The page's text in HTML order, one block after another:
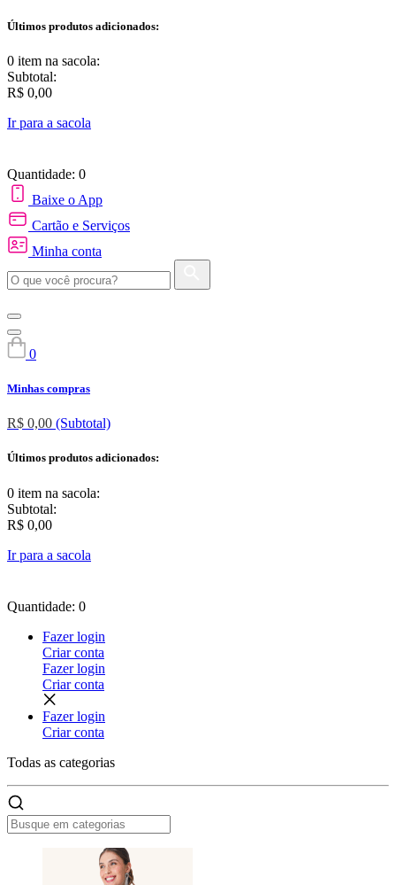
Últimos produtos adicionados:
0 item na sacola:
Subtotal:
R$ 0,00
Ir para a sacola
Quantidade: 0
Baixe o App
Cartão e Serviços
Minha conta
0
Minhas compras
R$ 0,00 (Subtotal)
Últimos produtos adicionados:
0 item na sacola:
Subtotal:
R$ 0,00
Ir para a sacola
Quantidade: 0
Fazer login
Criar conta
Fazer login
Criar conta
Fazer login
Criar conta
Todas as categorias